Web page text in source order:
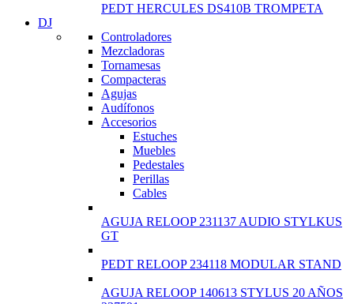
PEDT HERCULES DS410B TROMPETA
DJ
Controladores
Mezcladoras
Tornamesas
Compacteras
Agujas
Audífonos
Accesorios
Estuches
Muebles
Pedestales
Perillas
Cables
AGUJA RELOOP 231137 AUDIO STYLKUS
GT
PEDT RELOOP 234118 MODULAR STAND
AGUJA RELOOP 140613 STYLUS 20 AÑOS